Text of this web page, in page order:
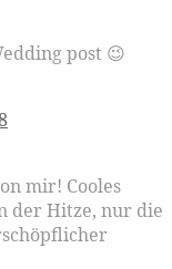
post 😉
mir! Cooles
der Hitze, nur die